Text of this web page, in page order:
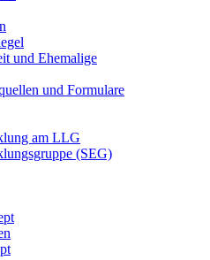
und Ehemalige
und Formulare
am LLG
(SEG)